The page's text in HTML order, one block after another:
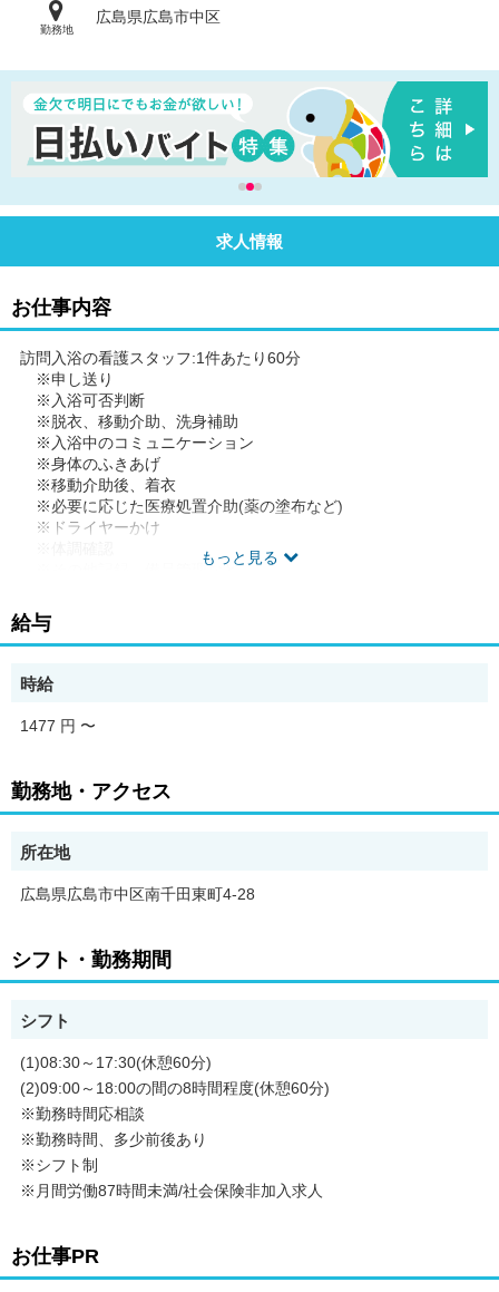
勤務地
広島県広島市中区
求人情報
お仕事内容
もっと見る
訪問入浴の看護スタッフ:1件あたり60分
※申し送り
※入浴可否判断
※脱衣、移動介助、洗身補助
※入浴中のコミュニケーション
※身体のふきあげ
※移動介助後、着衣
※必要に応じた医療処置介助(薬の塗布など)
※ドライヤーかけ
※その他記録、備品管理など
◆従事すべき業務の変更の範囲 なし
◆勤務場所の変更の範囲 なし
数の上限)就業規則に定める禁止行為・懲戒事由等に該当しない場
合。更新上限なし。
◆ご希望があれば、通勤可能な範囲内で同一求人を掲載している
他事業所も併せて選考が可能です。
給与
時給
1477 円 〜
勤務地・アクセス
所在地
広島県広島市中区南千田東町4-28
シフト・勤務期間
シフト
(1)08:30～17:30(休憩60分)
(2)09:00～18:00の間の8時間程度(休憩60分)
※勤務時間応相談
※勤務時間、多少前後あり
※シフト制
※月間労働87時間未満/社会保険非加入求人
お仕事PR